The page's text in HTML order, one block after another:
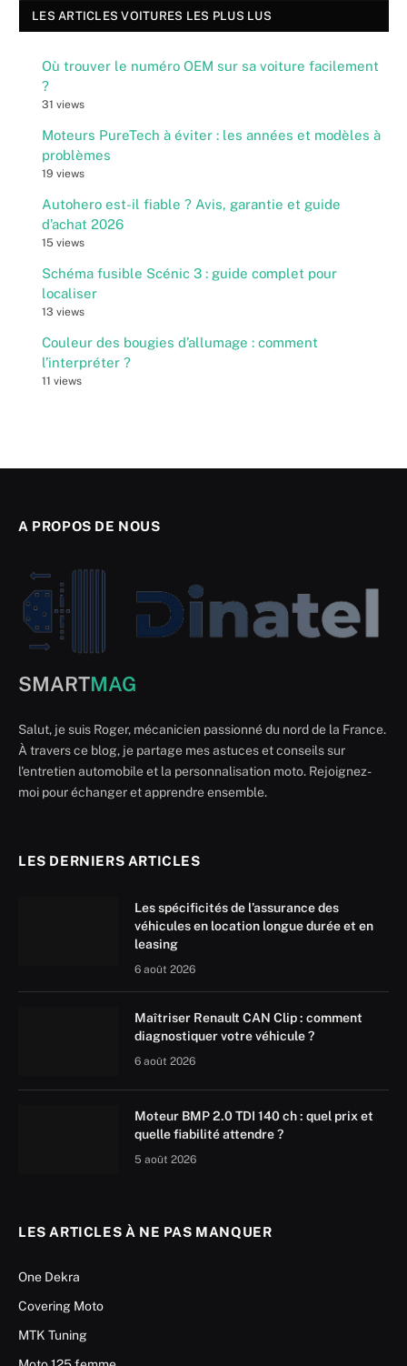
LES ARTICLES VOITURES LES PLUS LUS
Où trouver le numéro OEM sur sa voiture facilement
?
31 views
Moteurs PureTech à éviter : les années et modèles à
problèmes
19 views
Autohero est-il fiable ? Avis, garantie et guide
d’achat 2026
15 views
Schéma fusible Scénic 3 : guide complet pour
localiser
13 views
Couleur des bougies d’allumage : comment
l’interpréter ?
11 views
A PROPOS DE NOUS
SMARTMAG
Salut, je suis Roger, mécanicien passionné du nord de la France.
À travers ce blog, je partage mes astuces et conseils sur
l'entretien automobile et la personnalisation moto. Rejoignez-
moi pour échanger et apprendre ensemble.
LES DERNIERS ARTICLES
Les spécificités de l’assurance des
véhicules en location longue durée et en
leasing
6 août 2026
Maîtriser Renault CAN Clip : comment
diagnostiquer votre véhicule ?
6 août 2026
Moteur BMP 2.0 TDI 140 ch : quel prix et
quelle fiabilité attendre ?
5 août 2026
LES ARTICLES À NE PAS MANQUER
One Dekra
Covering Moto
MTK Tuning